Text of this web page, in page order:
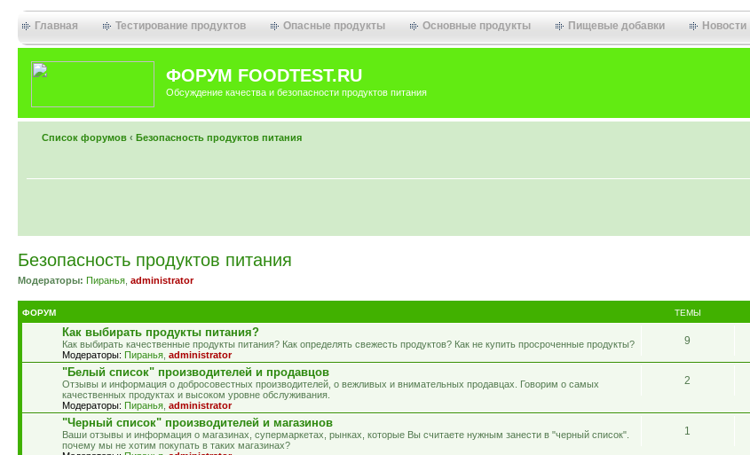
Главная Тестирование продуктов Опасные продукты Основные продукты Пищевые добавки Новости
ФОРУМ FOODTEST.RU
Обсуждение качества и безопасности продуктов питания
Список форумов ‹ Безопасность продуктов питания
Безопасность продуктов питания
Модераторы: Пиранья administrator
ФОРУМ ТЕМЫ
Как выбирать продукты питания?
Как выбирать качественные продукты питания? Как определять свежесть продуктов? Как не купить просроченные продукты?
Модераторы: Пиранья, administrator
9
"Белый список" производителей и продавцов
Отзывы и информация о добросовестных производителей, о вежливых и внимательных продавцах. Говорим о самых
качественных продуктах и высоком уровне обслуживания.
Модераторы: Пиранья, administrator
2
"Черный список" производителей и магазинов
Ваши отзывы и информация о магазинах, супермаркетах, рынках, которые Вы считаете нужным занести в "черный список".
почему мы не хотим покупать в таких магазинах?
1